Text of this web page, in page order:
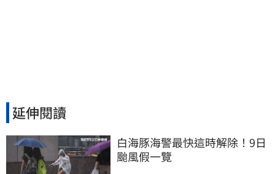
延伸閱讀
白海豚海警最快這時解除！9日
颱風假一覽